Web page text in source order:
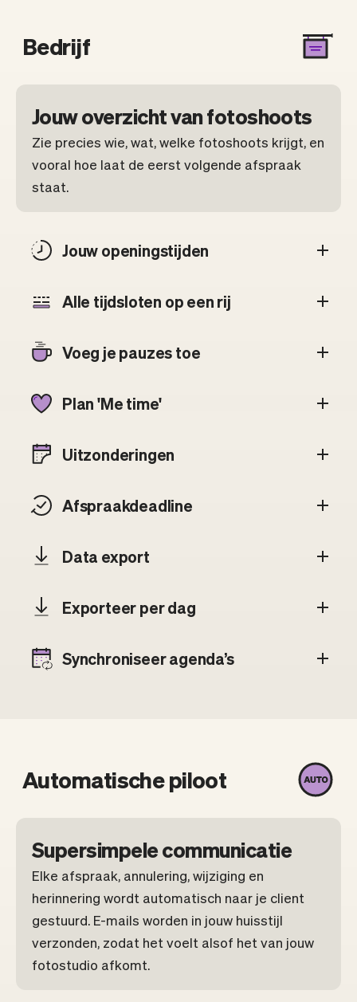
Bedrijf
Jouw overzicht van fotoshoots
Zie precies wie, wat, welke fotoshoots krijgt, en
vooral hoe laat de eerst volgende afspraak
staat.
Jouw openingstijden
Alle tijdsloten op een rij
Voeg je pauzes toe
Plan 'Me time'
Uitzonderingen
Afspraakdeadline
Data export
Exporteer per dag
Synchroniseer agenda’s
Automatische piloot
Supersimpele communicatie
Elke afspraak, annulering, wijziging en
herinnering wordt automatisch naar je client
gestuurd. E-mails worden in jouw huisstijl
verzonden, zodat het voelt alsof het van jouw
fotostudio afkomt.